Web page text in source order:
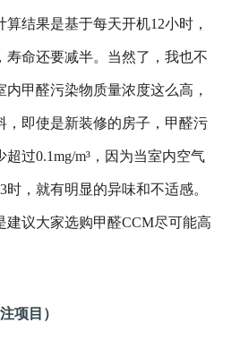
结果是基于每天开机12小时，
寿命还要减半。当然了，我也不
甲醛污染物质量浓度这么高，
，即使是新装修的房子，甲醛污
过0.1mg/m³，因为当室内空气
时，就有明显的异味和不适感。
建议大家选购甲醛CCM尽可能高
项目）